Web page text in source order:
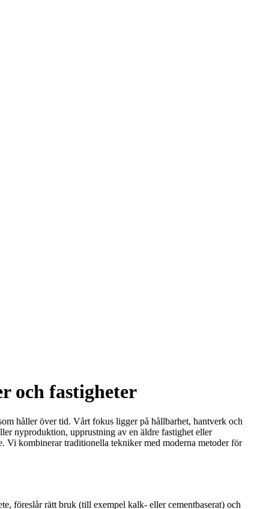
och fastigheter
håller över tid. Vårt fokus ligger på hållbarhet, hantverk och
nyproduktion, upprustning av en äldre fastighet eller
Vi kombinerar traditionella tekniker med moderna metoder för
föreslår rätt bruk (till exempel kalk- eller cementbaserat) och